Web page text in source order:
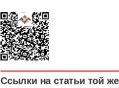
Ссылки на статьи той